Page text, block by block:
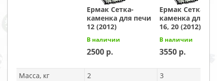
Ермак Сетка-
каменка для печи
12 (2012)
В наличии
2500
Ермак Сетка
каменка для
16, 20 (2012)
В наличии
3550
Масса, кг 2 3